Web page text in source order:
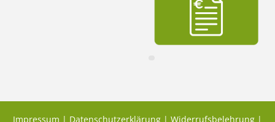
Impressum | Datenschutzerklärung | Widerrufsbelehrung |